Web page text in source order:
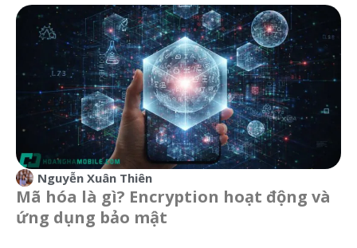
Nguyễn Xuân Thiên
Mã hóa là gì? Encryption hoạt động và
ứng dụng bảo mật